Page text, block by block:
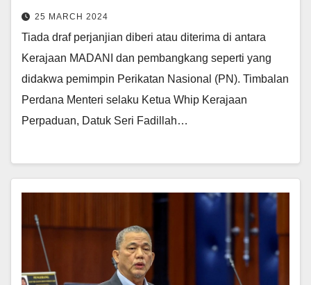
25 MARCH 2024
Tiada draf perjanjian diberi atau diterima di antara
Kerajaan MADANI dan pembangkang seperti yang
didakwa pemimpin Perikatan Nasional (PN). Timbalan
Perdana Menteri selaku Ketua Whip Kerajaan
Perpaduan, Datuk Seri Fadillah…